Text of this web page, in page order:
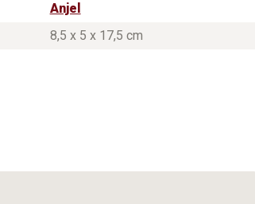
Anjel
8,5 x 5 x 17,5 cm